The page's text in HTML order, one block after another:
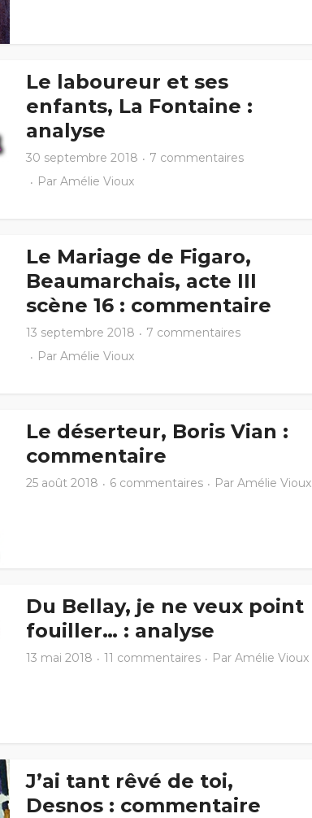
Le laboureur et ses
enfants, La Fontaine :
analyse
30 septembre 2018
7 commentaires
Par Amélie Vioux
Le Mariage de Figaro,
Beaumarchais, acte III
scène 16 : commentaire
13 septembre 2018
7 commentaires
Par Amélie Vioux
Le déserteur, Boris Vian :
commentaire
25 août 2018 6 commentaires Par Amélie Vioux
Du Bellay, je ne veux point
fouiller… : analyse
13 mai 2018 11 commentaires Par Amélie Vioux
J’ai tant rêvé de toi,
Desnos : commentaire